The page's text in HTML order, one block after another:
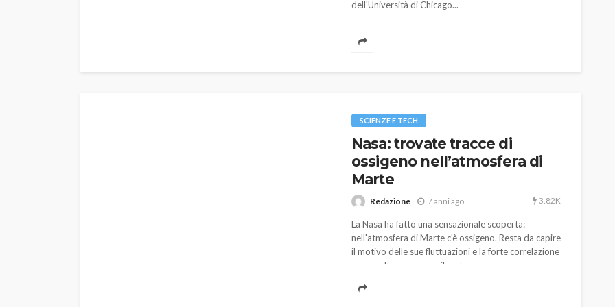
dell'Università di Chicago...
SCIENZE E TECH
Nasa: trovate tracce di
ossigeno nell’atmosfera di
Marte
Redazione 7 anni ago 3.82K
La Nasa ha fatto una sensazionale scoperta:
nell'atmosfera di Marte c'è ossigeno. Resta da capire
il motivo delle sue fluttuazioni e la forte correlazione
con un altro gas come il metano.